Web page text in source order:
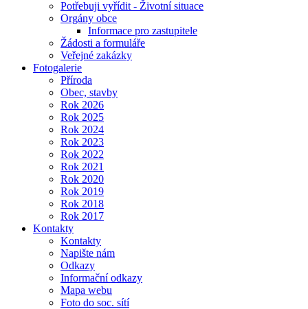
Potřebuji vyřídit - Životní situace
Orgány obce
Informace pro zastupitele
Žádosti a formuláře
Veřejné zakázky
Fotogalerie
Příroda
Obec, stavby
Rok 2026
Rok 2025
Rok 2024
Rok 2023
Rok 2022
Rok 2021
Rok 2020
Rok 2019
Rok 2018
Rok 2017
Kontakty
Kontakty
Napište nám
Odkazy
Informační odkazy
Mapa webu
Foto do soc. sítí